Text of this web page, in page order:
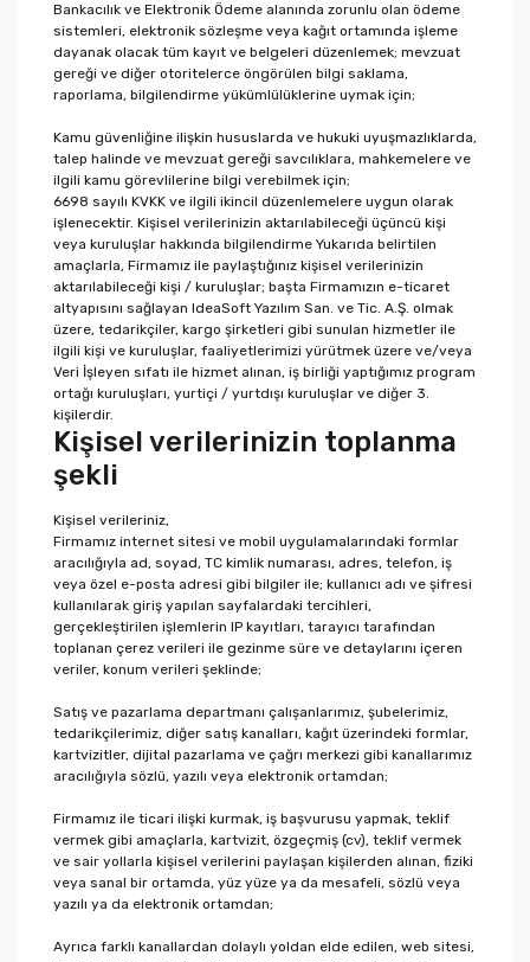
Bankacılık ve Elektronik Ödeme alanında zorunlu olan ödeme
sistemleri, elektronik sözleşme veya kağıt ortamında işleme
dayanak olacak tüm kayıt ve belgeleri düzenlemek; mevzuat
gereği ve diğer otoritelerce öngörülen bilgi saklama,
raporlama, bilgilendirme yükümlülüklerine uymak için;
Kamu güvenliğine ilişkin hususlarda ve hukuki uyuşmazlıklarda,
talep halinde ve mevzuat gereği savcılıklara, mahkemelere ve
ilgili kamu görevlilerine bilgi verebilmek için;
6698 sayılı KVKK ve ilgili ikincil düzenlemelere uygun olarak
işlenecektir. Kişisel verilerinizin aktarılabileceği üçüncü kişi
veya kuruluşlar hakkında bilgilendirme Yukarıda belirtilen
amaçlarla, Firmamız ile paylaştığınız kişisel verilerinizin
aktarılabileceği kişi / kuruluşlar; başta Firmamızın e-ticaret
altyapısını sağlayan IdeaSoft Yazılım San. ve Tic. A.Ş. olmak
üzere, tedarikçiler, kargo şirketleri gibi sunulan hizmetler ile
ilgili kişi ve kuruluşlar, faaliyetlerimizi yürütmek üzere ve/veya
Veri İşleyen sıfatı ile hizmet alınan, iş birliği yaptığımız program
ortağı kuruluşları, yurtiçi / yurtdışı kuruluşlar ve diğer 3.
kişilerdir.
Kişisel verilerinizin toplanma
şekli
Kişisel verileriniz,
Firmamız internet sitesi ve mobil uygulamalarındaki formlar
aracılığıyla ad, soyad, TC kimlik numarası, adres, telefon, iş
veya özel e-posta adresi gibi bilgiler ile; kullanıcı adı ve şifresi
kullanılarak giriş yapılan sayfalardaki tercihleri,
gerçekleştirilen işlemlerin IP kayıtları, tarayıcı tarafından
toplanan çerez verileri ile gezinme süre ve detaylarını içeren
veriler, konum verileri şeklinde;
Satış ve pazarlama departmanı çalışanlarımız, şubelerimiz,
tedarikçilerimiz, diğer satış kanalları, kağıt üzerindeki formlar,
kartvizitler, dijital pazarlama ve çağrı merkezi gibi kanallarımız
aracılığıyla sözlü, yazılı veya elektronik ortamdan;
Firmamız ile ticari ilişki kurmak, iş başvurusu yapmak, teklif
vermek gibi amaçlarla, kartvizit, özgeçmiş (cv), teklif vermek
ve sair yollarla kişisel verilerini paylaşan kişilerden alınan, fiziki
veya sanal bir ortamda, yüz yüze ya da mesafeli, sözlü veya
yazılı ya da elektronik ortamdan;
Ayrıca farklı kanallardan dolaylı yoldan elde edilen, web sitesi,